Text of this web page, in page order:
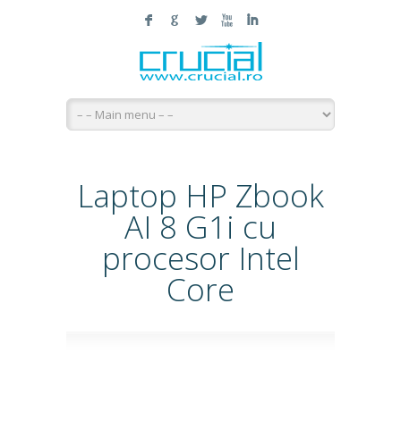
F G L X I
Laptop HP Zbook
AI 8 G1i cu
procesor Intel
Core